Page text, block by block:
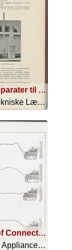
Fig. 67. Apparater til Kalk- og Cementprøvning
Den Polytekniske Læreanstalt - 1910
Methods of Connecting Electric Detonator Fuses in Series and in Parallel, For Submarine Blasting of Wrecks, Rock, &c
Submarine Appliances And Their Uses - 1911